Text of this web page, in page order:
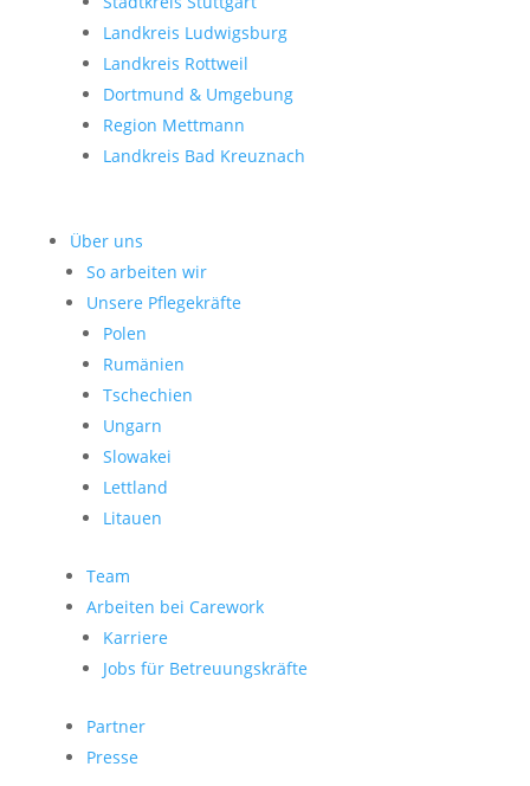
Landkreis Ludwigsburg
Landkreis Rottweil
Dortmund & Umgebung
Region Mettmann
Landkreis Bad Kreuznach
Über uns
So arbeiten wir
Unsere Pflegekräfte
Polen
Rumänien
Tschechien
Ungarn
Slowakei
Lettland
Litauen
Team
Arbeiten bei Carework
Karriere
Jobs für Betreuungskräfte
Partner
Presse